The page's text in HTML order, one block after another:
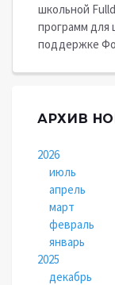
школьной
программ для
поддержке
АРХИВ
2026
июль
апрель
март
февраль
январь
2025
декабрь